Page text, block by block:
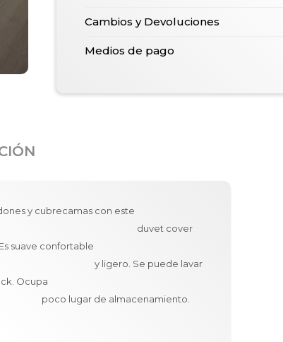
Cambios y Devoluciones
Medios de pago
edredones y cubrecamas con este
200 hilos. Es suave confortable
lavar
sábanas color block. Ocupa